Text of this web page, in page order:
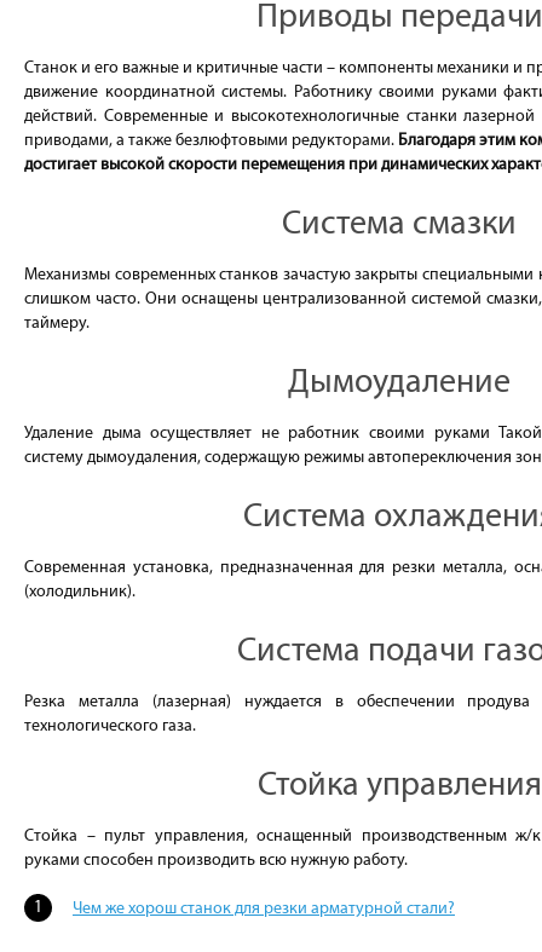
Приводы передачи
Станок и его важные и критичные части – компоненты механики и
движение координатной системы. Работнику своими руками
действий. Современные и высокотехнологичные станки
приводами, а также безлюфтовыми редукторами. Благодаря этим
достигает высокой скорости перемещения при динамических
Система смазки
Механизмы современных станков зачастую закрыты специальными
слишком часто. Они оснащены централизованной системой
таймеру.
Дымоудаление
Удаление дыма осуществляет не работник своими руками
систему дымоудаления, содержащую режимы автопереключения
Система
Современная установка, предназначенная для резки металла,
(холодильник).
Система подачи
Резка металла (лазерная) нуждается в обеспечении
технологического газа.
Стойка управления
Стойка – пульт управления, оснащенный производственным
руками способен производить всю нужную работу.
Чем же хорош станок для резки арматурной стали?